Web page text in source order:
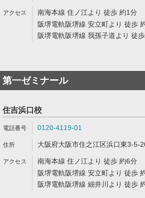
南海本線 住ノ江より 徒歩 約1分
阪堺電軌阪堺線 安立町より 徒歩
阪堺電軌阪堺線 我孫子道より 徒
第一ゼミナール
住吉浜口校
0120-4119-01
大阪府大阪市住之江区浜口東3-5-
南海本線 住ノ江より 徒歩 約6分
阪堺電軌阪堺線 安立町より 徒歩
阪堺電軌阪堺線 細井川より 徒歩